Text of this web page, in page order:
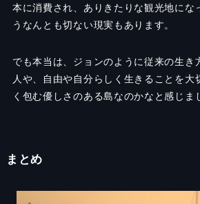
本に消費され、ありきたりな観光地にな
うなんとも切ない現実もあります。
でも本当は、ジョンのように従来の生き
人や、自由や自分らしく生きることを大
く包む優しさのある島なのかなと感じま
まとめ